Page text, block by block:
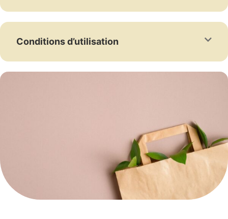
Conditions d’utilisation